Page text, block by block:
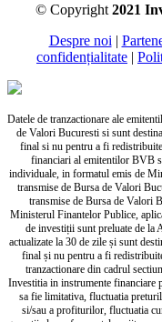
© Copyright 2021
Despre noi |
confidențialitate |
Datele de tranzactionare ale
de Valori Bucuresti si sunt
final si nu pentru a fi
financiari al emitentilor BVB
individuale, in formatul emis de
transmise de Bursa de Valori
transmise de Bursa de Valori
Ministerul Finantelor Publice,
de investiții sunt preluate de
actualizate la 30 de zile și sunt
final și nu pentru a fi
tranzactionare din cadrul
Investitia in instrumente financiare
sa fie limitativa, fluctuatia
si/sau a profiturilor, fluctuatia